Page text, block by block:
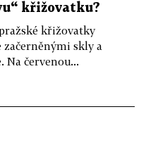
křižovatku?
křižovatky
skly a
Na červenou...